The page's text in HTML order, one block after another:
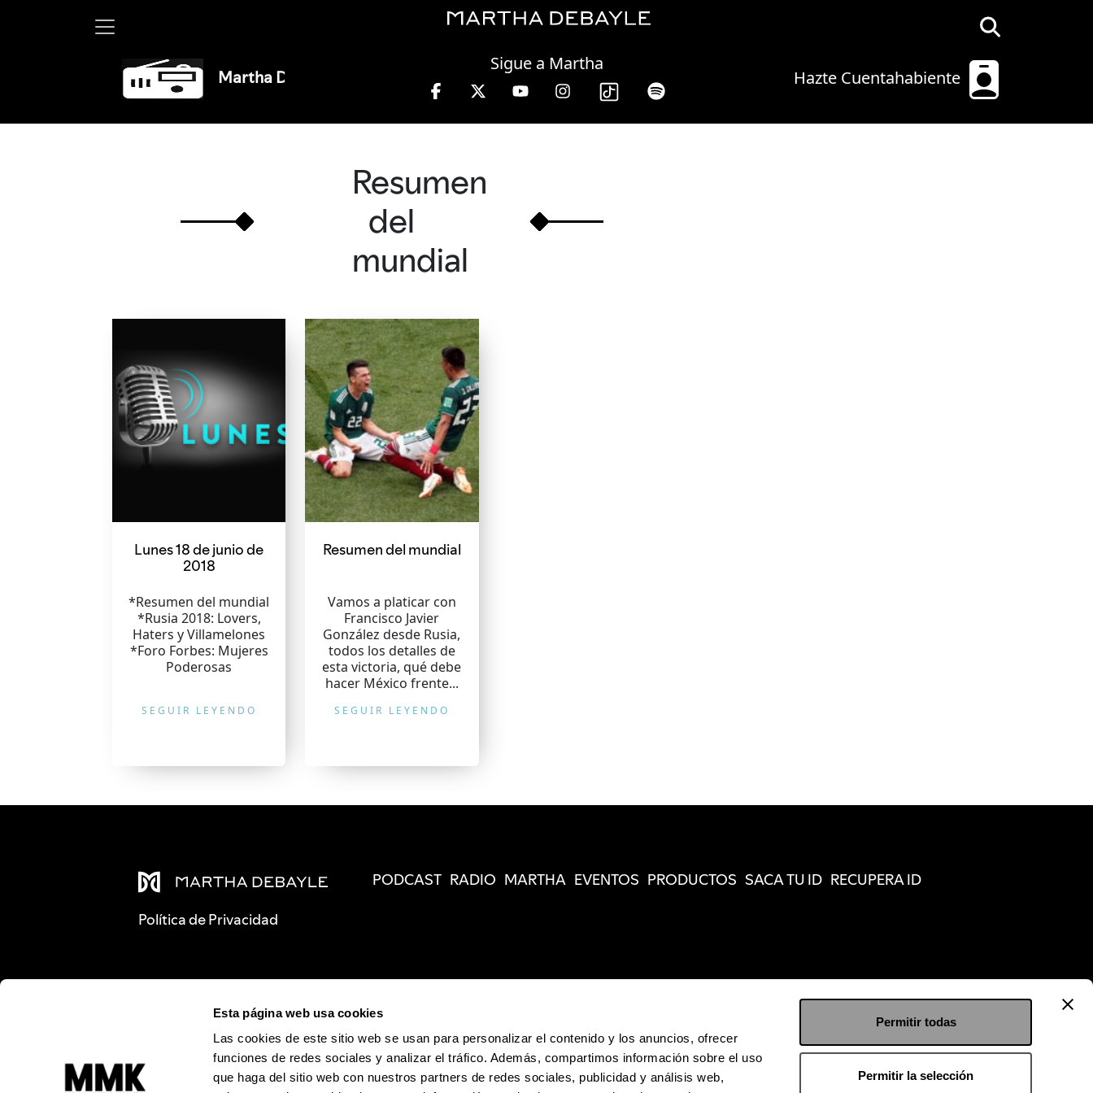
Esta página web usa cookies
Las cookies de este sitio web se usan para personalizar el contenido y los anuncios, ofrecer
funciones de redes sociales y analizar el tráfico. Además, compartimos información sobre el uso
que haga del sitio web con nuestros partners de redes sociales, publicidad y análisis web,
Permitir todas
Permitir la selección
Hazte Cuentahabiente
Sigue a Martha
Martha Debayle en W, lunes a viernes de 10 a 13 hrs.
Resumen
del
mundial
Lunes 18 de junio de
2018
*Resumen del mundial
*Rusia 2018: Lovers,
Haters y Villamelones
*Foro Forbes: Mujeres
Poderosas
SEGUIR LEYENDO
Resumen del mundial
Vamos a platicar con
Francisco Javier
González desde Rusia,
todos los detalles de
esta victoria, qué debe
hacer México frente...
SEGUIR LEYENDO
Política de Privacidad
PODCAST RADIO MARTHA EVENTOS PRODUCTOS SACA TU ID RECUPERA ID